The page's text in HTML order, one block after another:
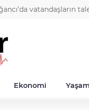
vatandaşların
0,0018
Ekonomi Yaşam